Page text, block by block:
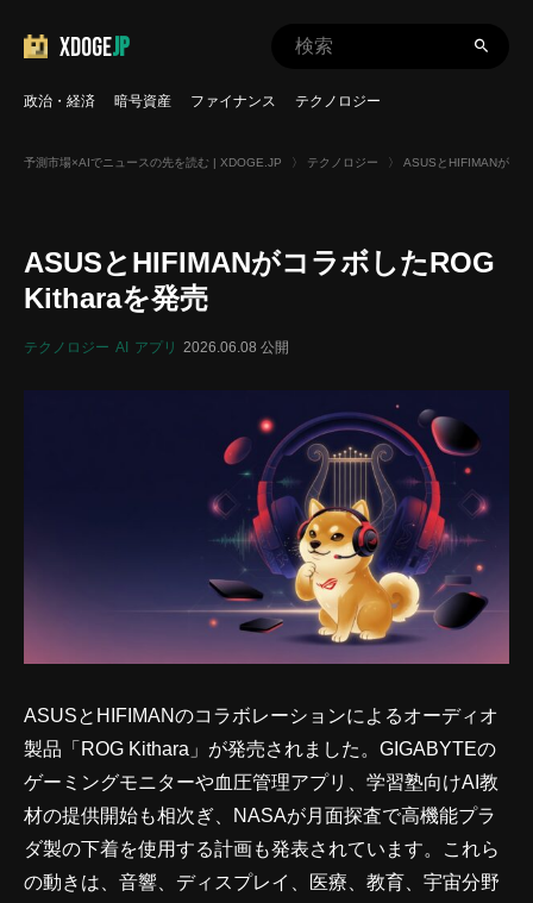
XDOGEJP
政治・経済 暗号資産 ファイナンス テクノロジー
予測市場×AIでニュースの先を読む | XDOGE.JP 〉 テクノロジー 〉 ASUSとHIFIMANがコ
ASUSとHIFIMANがコラボしたROG
Kitharaを発売
テクノロジー AI アプリ 2026.06.08 公開
ASUSとHIFIMANのコラボレーションによるオーディオ
製品「ROG Kithara」が発売されました。GIGABYTEの
ゲーミングモニターや血圧管理アプリ、学習塾向けAI教
材の提供開始も相次ぎ、NASAが月面探査で高機能プラ
ダ製の下着を使用する計画も発表されています。これら
の動きは、音響、ディスプレイ、医療、教育、宇宙分野